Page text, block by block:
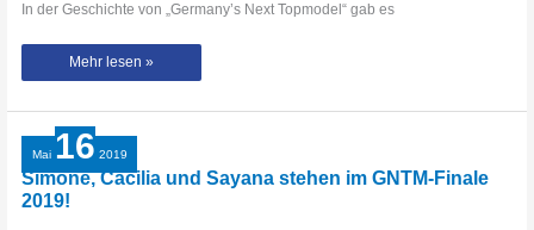
In der Geschichte von „Germany’s Next Topmodel“ gab es
Das
nie:
Vanessa
verlässt
GNTM
Finale
freiwillig
Mehr lesen »
Mai 16 2019
Simone, Cäcilia und Sayana stehen im GNTM-Finale
2019!